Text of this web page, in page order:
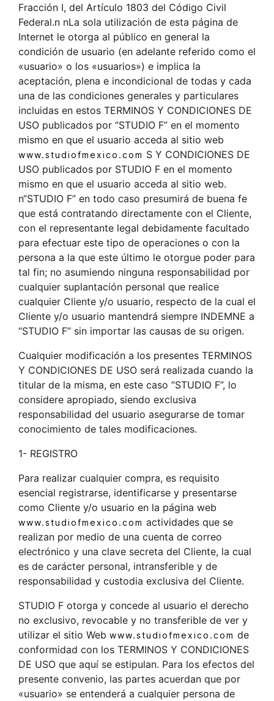
Fracción I, del Artículo 1803 del Código Civil
Federal.n nLa sola utilización de esta página de
Internet le otorga al público en general la
condición de usuario (en adelante referido como el
«usuario» o los «usuarios») e implica la
aceptación, plena e incondicional de todas y cada
una de las condiciones generales y particulares
incluidas en estos TERMINOS Y CONDICIONES DE
USO publicados por “STUDIO F” en el momento
mismo en que el usuario acceda al sitio web
www.studiofmexico.com S Y CONDICIONES DE
USO publicados por STUDIO F en el momento
mismo en que el usuario acceda al sitio web.
n“STUDIO F” en todo caso presumirá de buena fe
que está contratando directamente con el Cliente,
con el representante legal debidamente facultado
para efectuar este tipo de operaciones o con la
persona a la que este último le otorgue poder para
tal fin; no asumiendo ninguna responsabilidad por
cualquier suplantación personal que realice
cualquier Cliente y/o usuario, respecto de la cual el
Cliente y/o usuario mantendrá siempre INDEMNE a
“STUDIO F” sin importar las causas de su origen.
Cualquier modificación a los presentes TERMINOS
Y CONDICIONES DE USO será realizada cuando la
titular de la misma, en este caso “STUDIO F”, lo
considere apropiado, siendo exclusiva
responsabilidad del usuario asegurarse de tomar
conocimiento de tales modificaciones.
1- REGISTRO
Para realizar cualquier compra, es requisito
esencial registrarse, identificarse y presentarse
como Cliente y/o usuario en la página web
www.studiofmexico.com actividades que se
realizan por medio de una cuenta de correo
electrónico y una clave secreta del Cliente, la cual
es de carácter personal, intransferible y de
responsabilidad y custodia exclusiva del Cliente.
STUDIO F otorga y concede al usuario el derecho
no exclusivo, revocable y no transferible de ver y
utilizar el sitio Web www.studiofmexico.com de
conformidad con los TERMINOS Y CONDICIONES
DE USO que aquí se estipulan. Para los efectos del
presente convenio, las partes acuerdan que por
«usuario» se entenderá a cualquier persona de